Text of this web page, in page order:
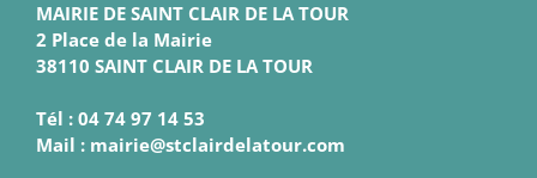
MAIRIE DE SAINT CLAIR DE LA TOUR
2 Place de la Mairie
38110 SAINT CLAIR DE LA TOUR
Tél : 04 74 97 14 53
Mail : mairie@stclairdelatour.com